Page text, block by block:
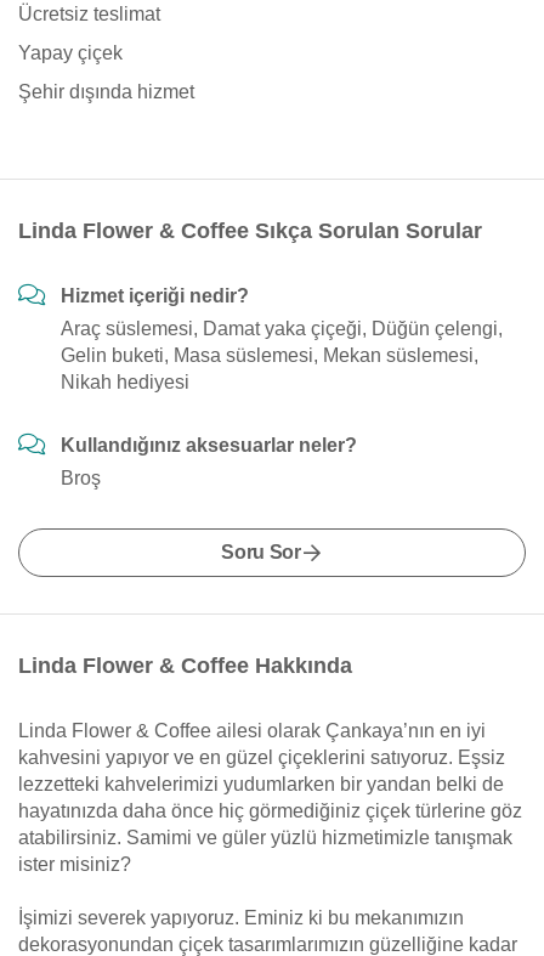
Ücretsiz teslimat
Yapay çiçek
Şehir dışında hizmet
Linda Flower & Coffee Sıkça Sorulan Sorular
Hizmet içeriği nedir?
Araç süslemesi, Damat yaka çiçeği, Düğün çelengi,
Gelin buketi, Masa süslemesi, Mekan süslemesi,
Nikah hediyesi
Kullandığınız aksesuarlar neler?
Broş
Soru Sor
Linda Flower & Coffee Hakkında
Linda Flower & Coffee ailesi olarak Çankaya’nın en iyi
kahvesini yapıyor ve en güzel çiçeklerini satıyoruz. Eşsiz
lezzetteki kahvelerimizi yudumlarken bir yandan belki de
hayatınızda daha önce hiç görmediğiniz çiçek türlerine göz
atabilirsiniz. Samimi ve güler yüzlü hizmetimizle tanışmak
ister misiniz?
İşimizi severek yapıyoruz. Eminiz ki bu mekanımızın
dekorasyonundan çiçek tasarımlarımızın güzelliğine kadar